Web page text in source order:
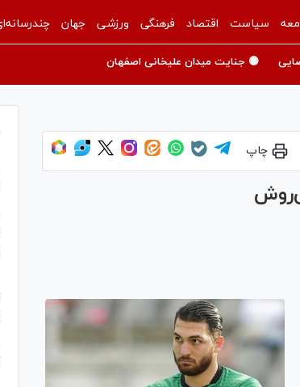
سیاست اقتصاد فرهنگی ورزشی جهان
🟡 جنایت میدان علیخانی اصفهان
چاپ